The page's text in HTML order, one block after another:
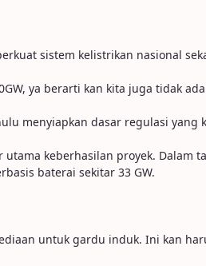
sistem kelistrikan nasional
ya berarti kan kita juga tidak
menyiapkan dasar regulasi yang
keberhasilan proyek. Dalam
baterai sekitar 33 GW.
untuk gardu induk. Ini kan